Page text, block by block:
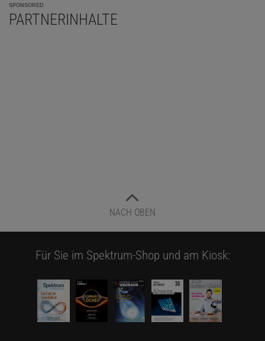
SPONSORED
PARTNERINHALTE
NACH OBEN
Für Sie im Spektrum-Shop und am Kiosk: